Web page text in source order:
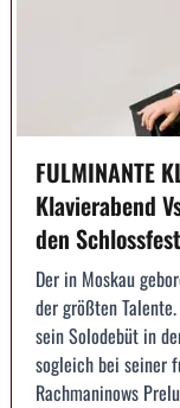
FULMINANTE
Klavierabend
den
Der in Moskau
der größten
sein Solodebüt in
sogleich bei seiner
Rachmaninows